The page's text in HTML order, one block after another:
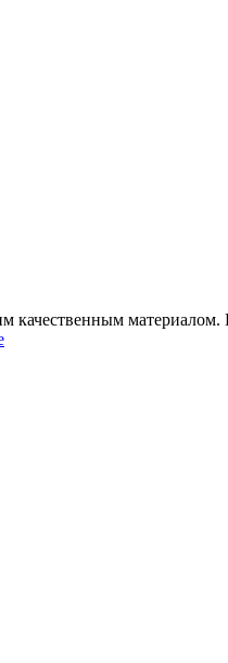
материалом.